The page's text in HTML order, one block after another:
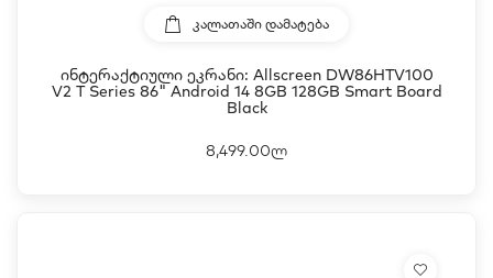
ᲙᲐᲚᲐᲗᲐᲨᲘ ᲓᲐᲛᲐᲢᲔᲑᲐ
Ინტერაქტიული Ეკრანი: Allscreen DW86HTV100
V2 T Series 86" Android 14 8GB 128GB Smart Board
Black
8,499.00ლ